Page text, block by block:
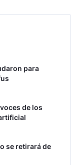
para
de los
se retirará de